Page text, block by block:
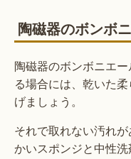
陶磁器のボンボ
陶磁器のボンボニエ
る場合には、乾いた
げましょう。
それで取れない汚れ
かいスポンジと中性洗